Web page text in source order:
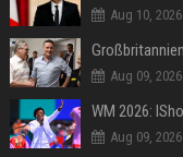
Aug 10, 2026
Aug 09, 2026
Aug 09, 2026